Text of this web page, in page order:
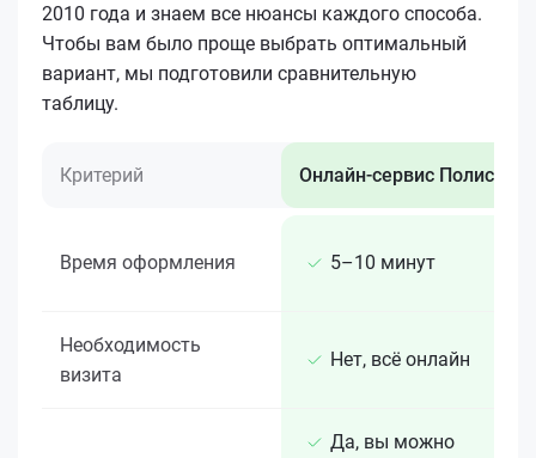
2010 года и знаем все нюансы каждого способа.
Чтобы вам было проще выбрать оптимальный
вариант, мы подготовили сравнительную
таблицу.
Критерий Онлайн-сервис Полис 812
Время оформления 5–10 минут
Необходимость
визита
Нет, всё онлайн
Да, вы можно